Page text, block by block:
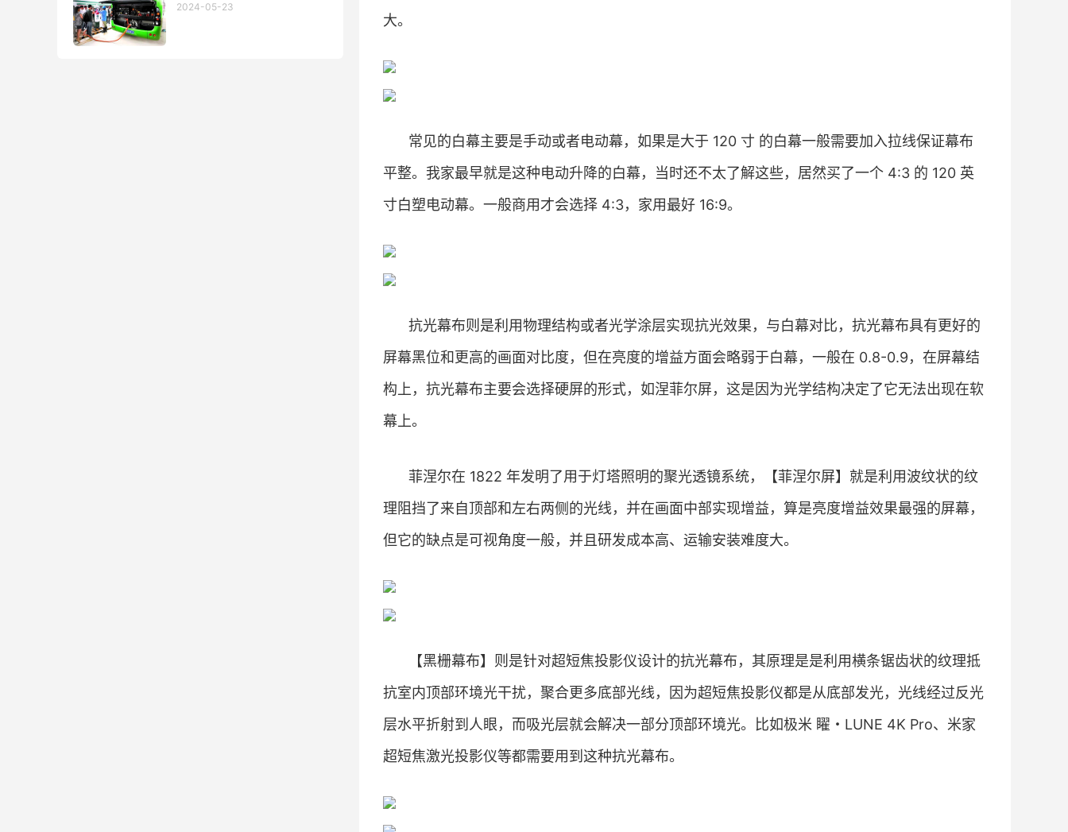
大。
常见的白幕主要是手动或者电动幕，如果是大于 120 寸 的白幕一般需要加入拉线保证幕布
平整。我家最早就是这种电动升降的白幕，当时还不太了解这些，居然买了一个 4:3 的 120 英
寸白塑电动幕。一般商用才会选择 4:3，家用最好 16:9。
抗光幕布则是利用物理结构或者光学涂层实现抗光效果，与白幕对比，抗光幕布具有更好的
屏幕黑位和更高的画面对比度，但在亮度的增益方面会略弱于白幕，一般在 0.8-0.9，在屏幕结
构上，抗光幕布主要会选择硬屏的形式，如涅菲尔屏，这是因为光学结构决定了它无法出现在软
幕上。
菲涅尔在 1822 年发明了用于灯塔照明的聚光透镜系统，【菲涅尔屏】就是利用波纹状的纹
理阻挡了来自顶部和左右两侧的光线，并在画面中部实现增益，算是亮度增益效果最强的屏幕，
但它的缺点是可视角度一般，并且研发成本高、运输安装难度大。
【黑栅幕布】则是针对超短焦投影仪设计的抗光幕布，其原理是是利用横条锯齿状的纹理抵
抗室内顶部环境光干扰，聚合更多底部光线，因为超短焦投影仪都是从底部发光，光线经过反光
层水平折射到人眼，而吸光层就会解决一部分顶部环境光。比如极米 矅・LUNE 4K Pro、米家
超短焦激光投影仪等都需要用到这种抗光幕布。
2024-05-23